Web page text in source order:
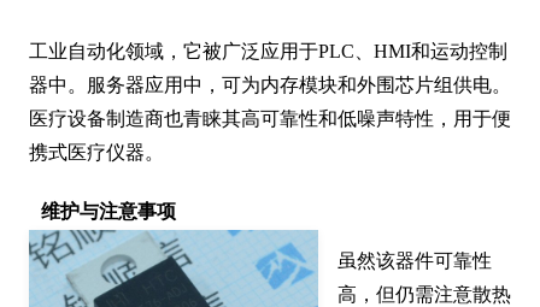
工业自动化领域，它被广泛应用于PLC、HMI和运动控制
器中。服务器应用中，可为内存模块和外围芯片组供电。
医疗设备制造商也青睐其高可靠性和低噪声特性，用于便
携式医疗仪器。
维护与注意事项
虽然该器件可靠性
高，但仍需注意散热